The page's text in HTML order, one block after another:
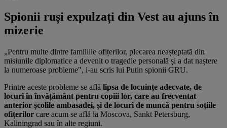
Spionii ruși expulzați din Vest au ajuns în
mizerie
„Pentru multe dintre familiile ofițerilor, plecarea neașteptată din
misiunile diplomatice a devenit o tragedie personală și a dat naștere
la numeroase probleme", i-au scris lui Putin spionii GRU.
Printre aceste probleme se află lipsa de locuințe adecvate, de
locuri în învățământ pentru copiii lor, care au frecventat
anterior școlile ambasadei, și de locuri de muncă pentru soțiile
ofițerilor care acum se află la Moscova, Sankt Petersburg,
Kaliningrad sau în alte regiuni.